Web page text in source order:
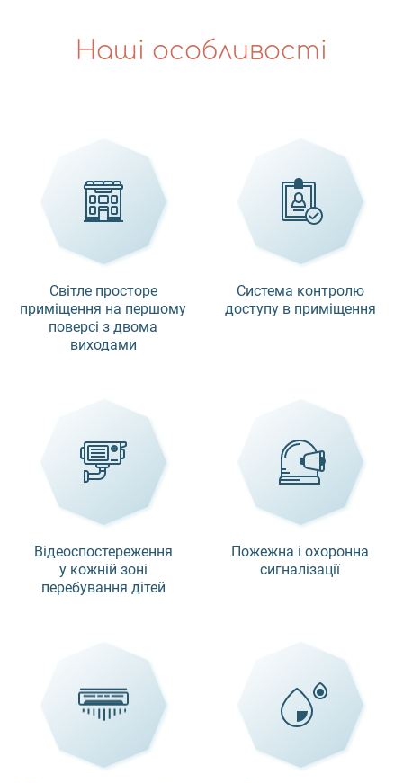
Наші особливості
Світле просторе
приміщення на першому
поверсі з двома
виходами
Система контролю
доступу в приміщення
Відеоспостереження
у кожній зоні
перебування дітей
Пожежна і охоронна
сигналізації